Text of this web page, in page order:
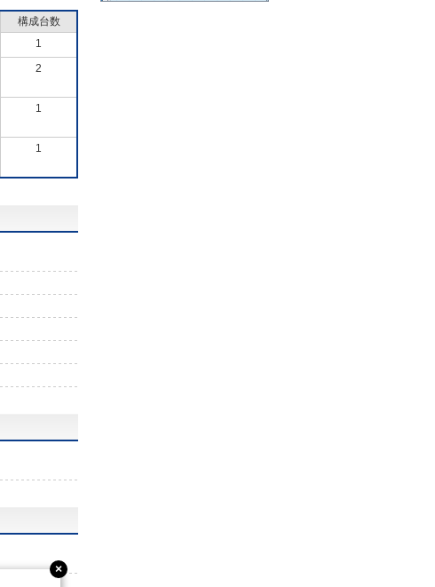
構成台数
1
2
1
1